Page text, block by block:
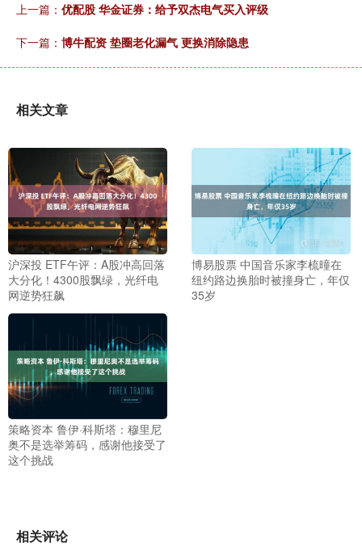
上一篇： 优配股 华金证券：给予双杰电气买入评级
下一篇： 博牛配资 垫圈老化漏气 更换消除隐患
相关文章
沪深投 ETF午评：A股冲高回落
大分化！4300股飘绿，光纤电
网逆势狂飙
博易股票 中国音乐家李梳曈在
纽约路边换胎时被撞身亡，年仅
35岁
策略资本 鲁伊·科斯塔：穆里尼
奥不是选举筹码，感谢他接受了
这个挑战
相关评论